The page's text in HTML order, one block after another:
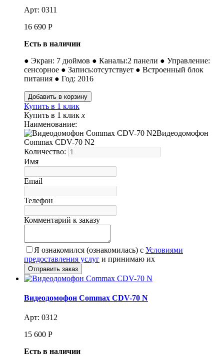
Арт: 0311
16 690 Р
Есть в наличии
● Экран: 7 дюймов ● Каналы:2 панели ● Управление:
сенсорное ● Запись:отсутствует ● Встроенный блок
питания ● Год: 2016
Купить в 1 клик
Купить в 1 клик x
Наименование:
Видеодомофон
Commax CDV-70 N2
Количество:
Имя
Email
Телефон
Комментарий к заказу
Я ознакомился (ознакомилась) с Условиями
предоставления услуг и принимаю их
Видеодомофон Commax CDV-70 N
Арт: 0312
15 600 Р
Есть в наличии